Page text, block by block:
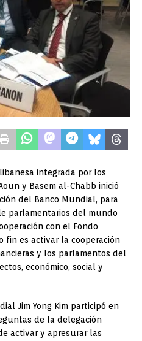
integrada por los
y Basem al-Chabb inició
del Banco Mundial, para
parlamentarios del mundo
con el Fondo
fin es activar la cooperación
y los parlamentos del
económico, social y
Jim Yong Kim participó en
de la delegación
activar y apresurar las